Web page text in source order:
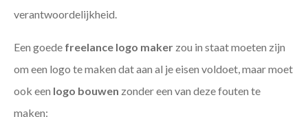
verantwoordelijkheid.
Een goede freelance logo maker zou in staat moeten zijn
om een logo te maken dat aan al je eisen voldoet, maar moet
ook een logo bouwen zonder een van deze fouten te
maken: